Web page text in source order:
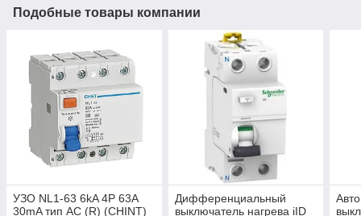
Подобные товары компании
УЗО NL1-63 6kA 4P 63A
30mA тип AC (R) (CHINT)
Дифференциальный
выключатель нагрева iID